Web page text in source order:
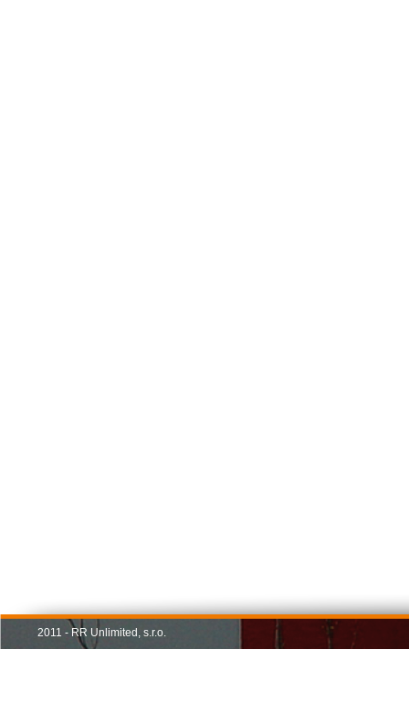
2011 - RR Unlimited, s.r.o.